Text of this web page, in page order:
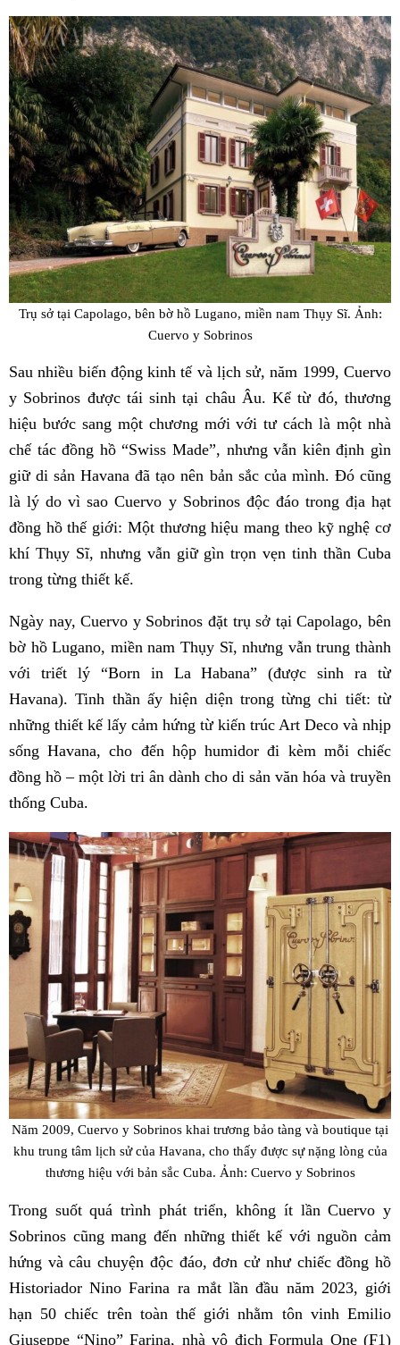
Trụ sở tại Capolago, bên bờ hồ Lugano, miền nam Thụy Sĩ. Ảnh:
Cuervo y Sobrinos
Sau nhiều biến động kinh tế và lịch sử, năm 1999, Cuervo
y Sobrinos được tái sinh tại châu Âu. Kể từ đó, thương
hiệu bước sang một chương mới với tư cách là một nhà
chế tác đồng hồ “Swiss Made”, nhưng vẫn kiên định gìn
giữ di sản Havana đã tạo nên bản sắc của mình. Đó cũng
là lý do vì sao Cuervo y Sobrinos độc đáo trong địa hạt
đồng hồ thế giới: Một thương hiệu mang theo kỹ nghệ cơ
khí Thụy Sĩ, nhưng vẫn giữ gìn trọn vẹn tinh thần Cuba
trong từng thiết kế.
Ngày nay, Cuervo y Sobrinos đặt trụ sở tại Capolago, bên
bờ hồ Lugano, miền nam Thụy Sĩ, nhưng vẫn trung thành
với triết lý “Born in La Habana” (được sinh ra từ
Havana). Tinh thần ấy hiện diện trong từng chi tiết: từ
những thiết kế lấy cảm hứng từ kiến trúc Art Deco và nhịp
sống Havana, cho đến hộp humidor đi kèm mỗi chiếc
đồng hồ – một lời tri ân dành cho di sản văn hóa và truyền
thống Cuba.
Năm 2009, Cuervo y Sobrinos khai trương bảo tàng và boutique tại
khu trung tâm lịch sử của Havana, cho thấy được sự nặng lòng của
thương hiệu với bản sắc Cuba. Ảnh: Cuervo y Sobrinos
Trong suốt quá trình phát triển, không ít lần Cuervo y
Sobrinos cũng mang đến những thiết kế với nguồn cảm
hứng và câu chuyện độc đáo, đơn cử như chiếc đồng hồ
Historiador Nino Farina ra mắt lần đầu năm 2023, giới
hạn 50 chiếc trên toàn thế giới nhằm tôn vinh Emilio
Giuseppe “Nino” Farina, nhà vô địch Formula One (F1)